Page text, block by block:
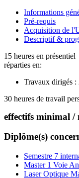
Informations
Pré-requis
Acquisition de
Descriptif &
15 heures en présentiel
réparties en:
Travaux dirigés :
30 heures de travail
effectifs minimal /
Diplôme(s)
Semestre 7
Master 1 Voie
Laser Optique